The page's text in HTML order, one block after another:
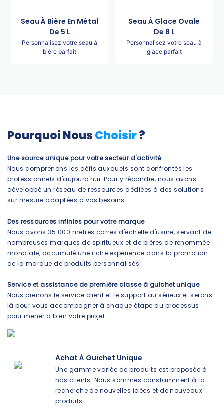
Seau À Bière En Métal
De 5 L
Personnalisez votre seau à
bière parfait
Seau À Glace Ovale
De 8 L
Personnalisez votre seau à
glace parfait
Pourquoi NousChoisir?
Une source unique pour votre secteur d'activité
Nous comprenons les défis auxquels sont confrontés les
professionnels d'aujourd'hui. Pour y répondre, nous avons
développé un réseau de ressources dédiées à des solutions
sur mesure adaptées à vos besoins.
Des ressources infinies pour votre marque
Nous avons 35 000 mètres carrés d'échelle d'usine, servant de
nombreuses marques de spiritueux et de bières de renommée
mondiale, accumulé une riche expérience dans la promotion
de la marque de produits personnalisés.
Service et assistance de première classe à guichet unique
Nous prenons le service client et le support au sérieux et serons
là pour vous accompagner à chaque étape du processus
pour mener à bien votre projet.
Achat À Guichet Unique
Une gamme variée de produits est proposée à
nos clients. Nous sommes constamment à la
recherche de nouvelles idées et de nouveaux
produits.